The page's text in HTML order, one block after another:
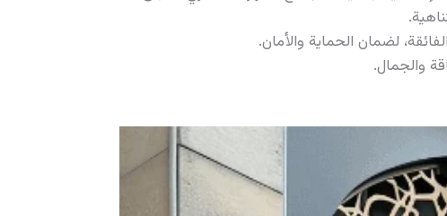
لضمان الحماية والأمان.
والجمال.